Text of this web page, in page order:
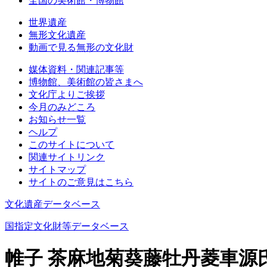
世界遺産
無形文化遺産
動画で見る無形の文化財
媒体資料・関連記事等
博物館、美術館の皆さまへ
文化庁よりご挨拶
今月のみどころ
お知らせ一覧
ヘルプ
このサイトについて
関連サイトリンク
サイトマップ
サイトのご意見はこちら
文化遺産データベース
国指定文化財等データベース
帷子 茶麻地菊葵藤牡丹菱車源